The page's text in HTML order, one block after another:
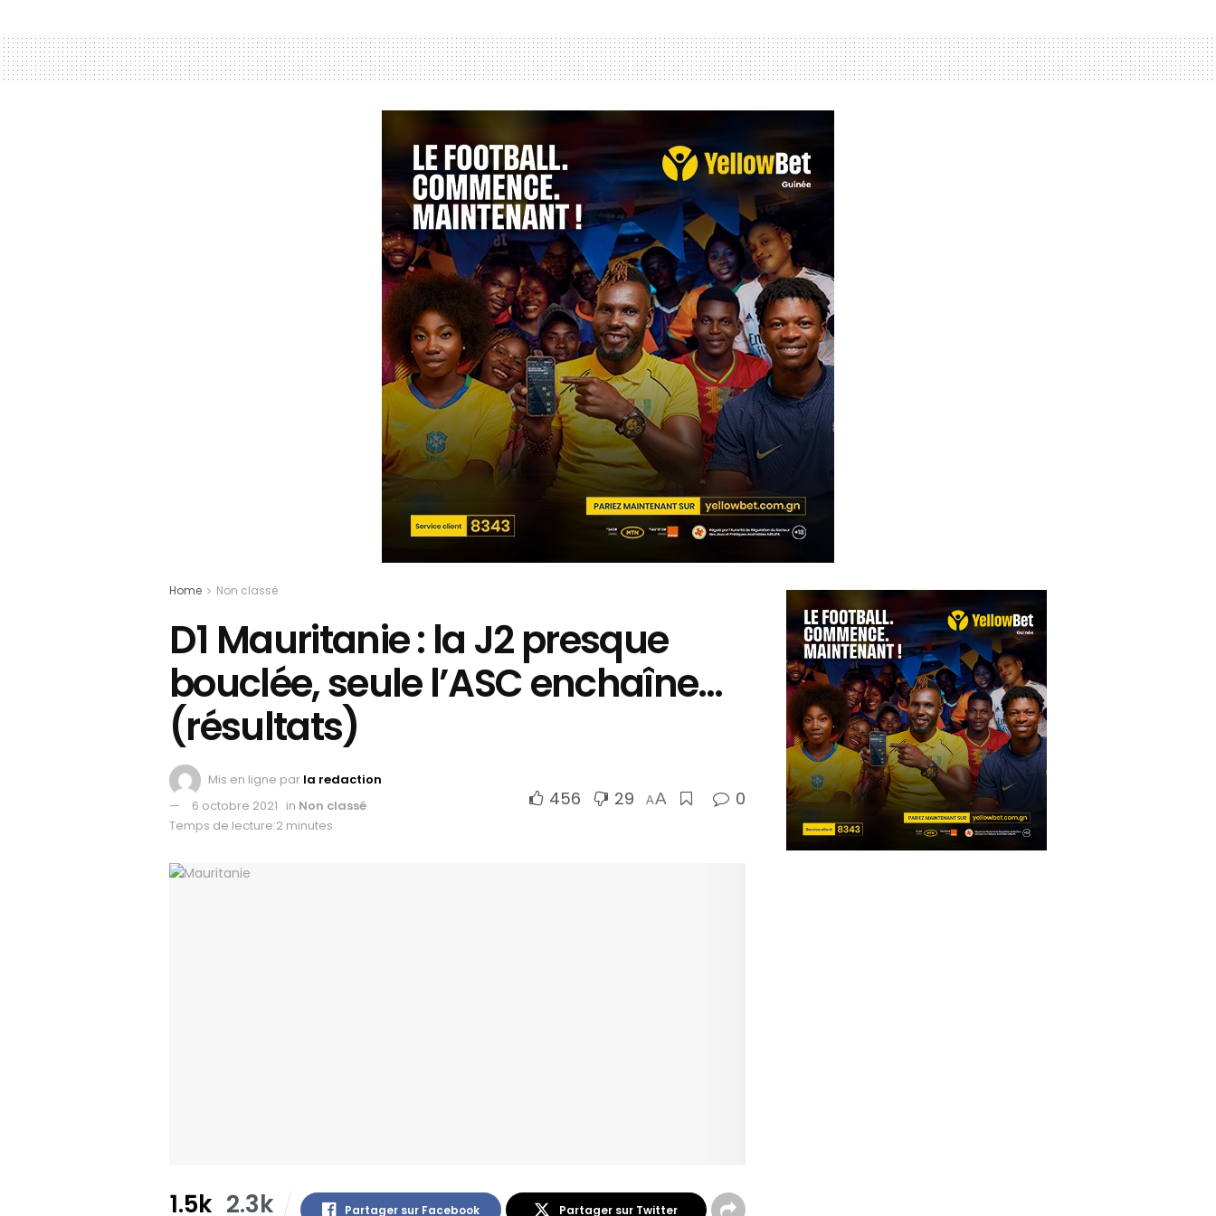
Home Non classé
D1 Mauritanie : la J2 presque
bouclée, seule l’ASC enchaîne…
(résultats)
Mis en ligne par la redaction
6 octobre 2021 in Non classé
Temps de lecture:2 minutes
456 29 AA 0
1.5k 2.3k Partager sur Facebook Partager sur Twitter